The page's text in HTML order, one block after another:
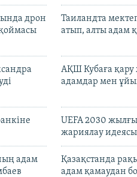
дрон
Таиландта
атып, алты адам
АҚШ Кубаға қару
адамдар мен
UEFA 2030
жариялау
адам
Қазақстанда
адам қамаудан